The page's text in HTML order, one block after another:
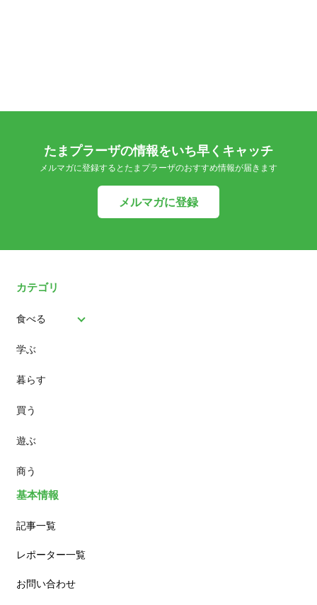
たまプラーザの情報をいち早くキャッチ
メルマガに登録するとたまプラーザのおすすめ情報が届きます
メルマガに登録
カテゴリ
食べる
パン
スイーツ
ランチ
カフェ
学ぶ
暮らす
買う
遊ぶ
商う
基本情報
記事一覧
レポーター一覧
お問い合わせ